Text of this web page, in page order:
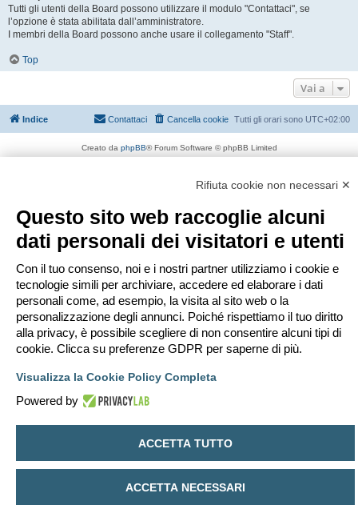
Tutti gli utenti della Board possono utilizzare il modulo "Contattaci", se
l’opzione è stata abilitata dall’amministratore.
I membri della Board possono anche usare il collegamento "Staff".
Top
Vai a
Indice Tutti gli orari sono UTC+02:00
Cancella cookie
Contattaci
Creato da phpBB® Forum Software © phpBB Limited
Rifiuta cookie non necessari ✕
Questo sito web raccoglie alcuni
dati personali dei visitatori e utenti
Con il tuo consenso, noi e i nostri partner utilizziamo i cookie e
tecnologie simili per archiviare, accedere ed elaborare i dati
personali come, ad esempio, la visita al sito web o la
personalizzazione degli annunci. Poiché rispettiamo il tuo diritto
alla privacy, è possibile scegliere di non consentire alcuni tipi di
cookie. Clicca su preferenze GDPR per saperne di più.
Visualizza la Cookie Policy Completa
Powered by
ACCETTA TUTTO
ACCETTA NECESSARI